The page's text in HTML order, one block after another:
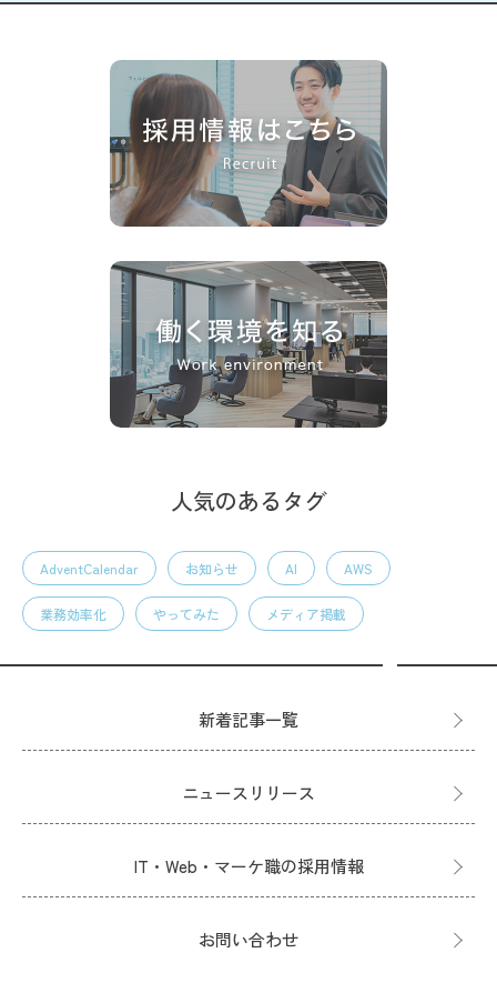
人気のあるタグ
AdventCalendar お知らせ AI AWS
業務効率化 やってみた メディア掲載
新着記事一覧
ニュースリリース
IT・Web・マーケ職の採用情報
お問い合わせ